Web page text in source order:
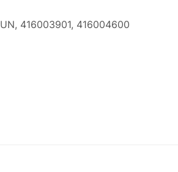
416003901, 416004600